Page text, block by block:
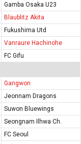
Gamba Osaka U23
Blaublitz Akita
Fukushima Utd
Vanraure Hachinohe
FC Gifu
Gangwon
Jeonnam Dragons
Suwon Bluewings
Seongnam Ilhwa Ch.
FC Seoul